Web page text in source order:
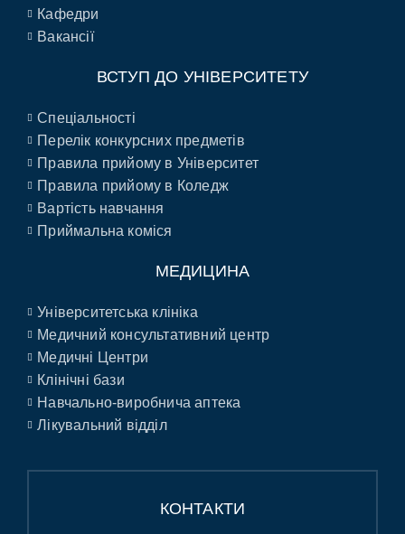
Кафедри
Вакансії
ВСТУП ДО УНІВЕРСИТЕТУ
Спеціальності
Перелік конкурсних предметів
Правила прийому в Університет
Правила прийому в Коледж
Вартість навчання
Приймальна коміся
МЕДИЦИНА
Університетська клініка
Медичний консультативний центр
Медичні Центри
Клінічні бази
Навчально-виробнича аптека
Лікувальний відділ
КОНТАКТИ